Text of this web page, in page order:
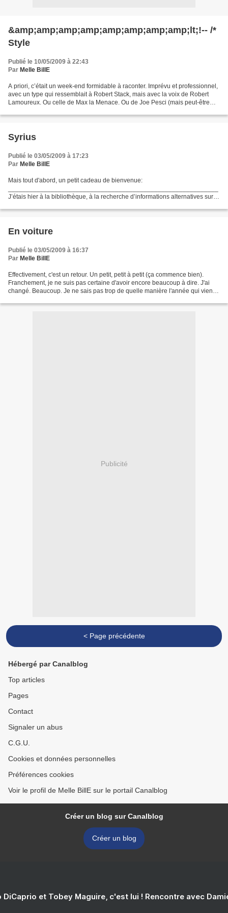
&amp;amp;amp;amp;amp;amp;amp;amp;lt;!-- /*
Style
Publié le 10/05/2009 à 22:43
Par Melle BillE
A priori, c’était un week-end formidable à raconter. Imprévu et professionnel,
avec un type qui ressemblait à Robert Stack, mais avec la voix de Robert
Lamoureux. Ou celle de Max la Menace. Ou de Joe Pesci (mais peut-être
Syrius
Publié le 03/05/2009 à 17:23
Par Melle BillE
Mais tout d'abord, un petit cadeau de bienvenue:
J’étais hier à la bibliothèque, à la recherche d’informations alternatives sur
En voiture
Publié le 03/05/2009 à 16:37
Par Melle BillE
Effectivement, c'est un retour. Un petit, petit à petit (ça commence bien).
Franchement, je ne suis pas certaine d'avoir encore beaucoup à dire. J'ai
changé. Beaucoup. Je ne sais pas trop de quelle manière l'année qui vient
Publicité
< Page précédente
Hébergé par Canalblog
Top articles
Pages
Contact
Signaler un abus
C.G.U.
Cookies et données personnelles
Préférences cookies
Voir le profil de Melle BillE sur le portail Canalblog
Créer un blog sur Canalblog
Créer un blog
DiCaprio et Tobey Maguire, c'est lui ! Rencontre avec